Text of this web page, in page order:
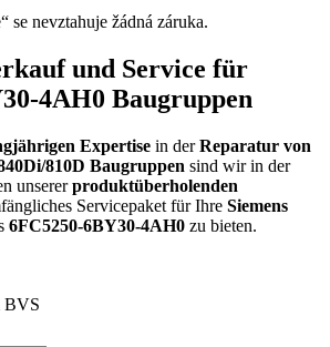
se nevztahuje žádná záruka.
und Service für
4AH0 Baugruppen
Expertise in derReparatur von
810D Baugruppen sind wir in der
unsererproduktüberholenden
Servicepaket für Ihre Siemens
6FC5250-6BY30-4AH0 zu bieten.
BVS